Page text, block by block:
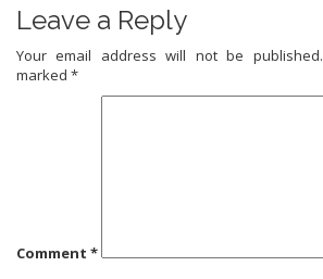
Leave a Reply
Your email address will not be published.
marked *
Comment *